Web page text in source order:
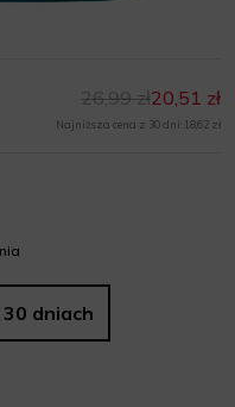
20,51 zł
26,99 zł
Najniższa cena z 30 dni: 18,62 zł
dniach